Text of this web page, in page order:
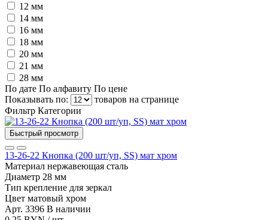
12 мм
14 мм
16 мм
18 мм
20 мм
21 мм
28 мм
По дате По алфавиту По цене
Показывать по:
товаров на странице
Фильтр Категории
Быстрый просмотр
13-26-22 Кнопка (200 шт/уп, SS) мат хром
Материал нержавеющая сталь
Диаметр 28 мм
Тип крепление для зеркал
Цвет матовый хром
Арт. 3396 В наличии